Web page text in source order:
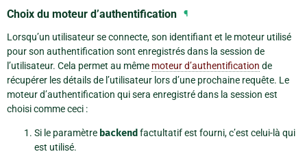
Choix du moteur d’authentification ¶
Lorsqu’un utilisateur se connecte, son identifiant et le moteur utilisé
pour son authentification sont enregistrés dans la session de
l’utilisateur. Cela permet au même moteur d’authentification de
récupérer les détails de l’utilisateur lors d’une prochaine requête. Le
moteur d’authentification qui sera enregistré dans la session est
choisi comme ceci :
Si le paramètre backend factultatif est fourni, c’est celui-là qui
est utilisé.